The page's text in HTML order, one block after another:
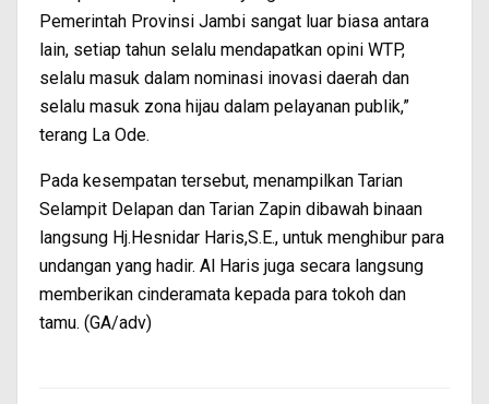
Pemerintah Provinsi Jambi sangat luar biasa antara
lain, setiap tahun selalu mendapatkan opini WTP,
selalu masuk dalam nominasi inovasi daerah dan
selalu masuk zona hijau dalam pelayanan publik,”
terang La Ode.
Pada kesempatan tersebut, menampilkan Tarian
Selampit Delapan dan Tarian Zapin dibawah binaan
langsung Hj.Hesnidar Haris,S.E., untuk menghibur para
undangan yang hadir. Al Haris juga secara langsung
memberikan cinderamata kepada para tokoh dan
tamu. (GA/adv)